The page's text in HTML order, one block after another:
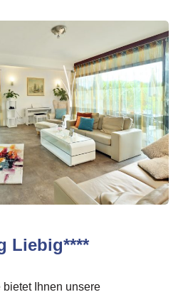
Liebig****
bietet Ihnen unsere